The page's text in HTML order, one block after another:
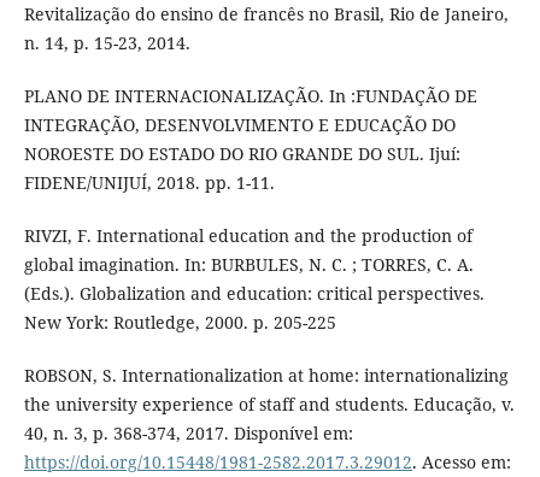
Revitalização do ensino de francês no Brasil, Rio de Janeiro,
n. 14, p. 15-23, 2014.
PLANO DE INTERNACIONALIZAÇÃO. In :FUNDAÇÃO DE
INTEGRAÇÃO, DESENVOLVIMENTO E EDUCAÇÃO DO
NOROESTE DO ESTADO DO RIO GRANDE DO SUL. Ijuí:
FIDENE/UNIJUÍ, 2018. pp. 1-11.
RIVZI, F. International education and the production of
global imagination. In: BURBULES, N. C. ; TORRES, C. A.
(Eds.). Globalization and education: critical perspectives.
New York: Routledge, 2000. p. 205-225
ROBSON, S. Internationalization at home: internationalizing
the university experience of staff and students. Educação, v.
40, n. 3, p. 368-374, 2017. Disponível em:
https://doi.org/10.15448/1981-2582.2017.3.29012. Acesso em: